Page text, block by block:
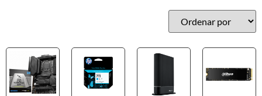
HP
Outros acessórios de informática